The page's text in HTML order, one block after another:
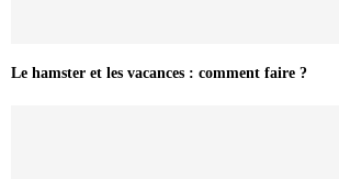
Le hamster et les vacances : comment faire ?